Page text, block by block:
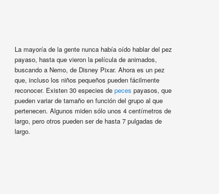
La mayoría de la gente nunca había oído hablar del pez
payaso, hasta que vieron la película de animados,
buscando a Nemo, de Disney Pixar. Ahora es un pez
que, incluso los niños pequeños pueden fácilmente
reconocer. Existen 30 especies de peces payasos, que
pueden variar de tamaño en función del grupo al que
pertenecen. Algunos miden sólo unos 4 centímetros de
largo, pero otros pueden ser de hasta 7 pulgadas de
largo.